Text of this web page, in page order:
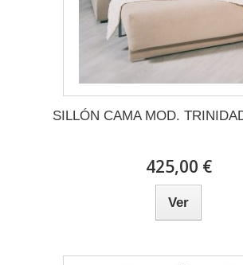
SILLÓN CAMA MOD.
425,00 €
Ver